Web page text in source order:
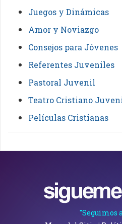
Juegos y Dinámicas
Amor y Noviazgo
Consejos para Jóvenes
Referentes Juveniles
Pastoral Juvenil
Teatro Cristiano
Películas Cristianas
"Seguimos